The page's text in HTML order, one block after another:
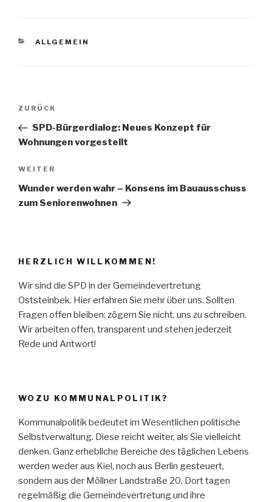
KATEGORIEN
ALLGEMEIN
Beitragsnavigation
Vorheriger
Beitrag
ZURÜCK
SPD-Bürgerdialog: Neues Konzept für
Wohnungen vorgestellt
Nächster
Beitrag
WEITER
Wunder werden wahr – Konsens im Bauausschuss
zum Seniorenwohnen
HERZLICH WILLKOMMEN!
Wir sind die SPD in der Gemeindevertretung
Oststeinbek. Hier erfahren Sie mehr über uns. Sollten
Fragen offen bleiben: zögern Sie nicht, uns zu schreiben.
Wir arbeiten offen, transparent und stehen jederzeit
Rede und Antwort!
WOZU KOMMUNALPOLITIK?
Kommunalpolitik bedeutet im Wesentlichen politische
Selbstverwaltung. Diese reicht weiter, als Sie vielleicht
denken. Ganz erhebliche Bereiche des täglichen Lebens
werden weder aus Kiel, noch aus Berlin gesteuert,
sondern aus der Möllner Landstraße 20. Dort tagen
regelmäßig die Gemeindevertretung und ihre